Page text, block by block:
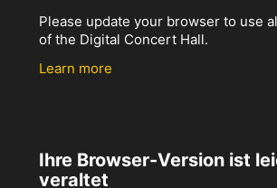
Please update your browser to use
of the Digital Concert Hall.
Learn more
Ihre Browser-Version ist
veraltet